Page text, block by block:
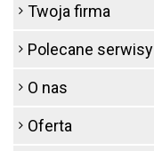
Twoja firma
Polecane serwisy
O nas
Oferta